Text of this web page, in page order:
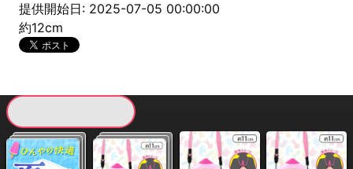
提供開始日: 2025-07-05 00:00:00
約12cm